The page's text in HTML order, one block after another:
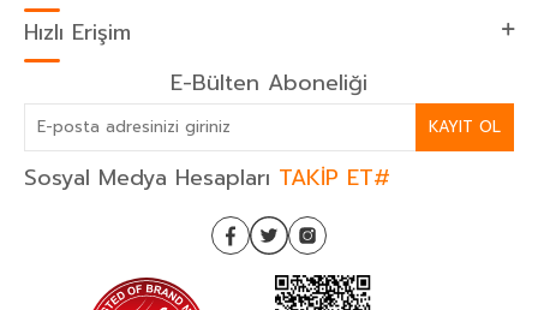
Hızlı Erişim
E-Bülten Aboneliği
KAYIT OL
Sosyal Medya Hesapları TAKİP ET#